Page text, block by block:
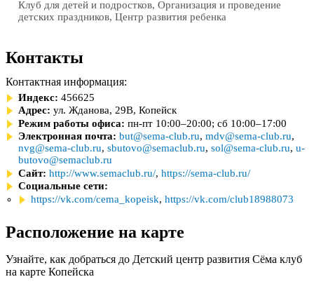
Клуб для детей и подростков, Организация и проведение
детских праздников, Центр развития ребенка
Контакты
Контактная информация:
Индекс: 456625
Адрес: ул. Жданова, 29В, Копейск
Режим работы офиса: пн-пт 10:00–20:00; сб 10:00–17:00
Электронная почта: but@sema-club.ru, mdv@sema-club.ru,
nvg@sema-club.ru, sbutovo@semaclub.ru, sol@sema-club.ru, u-
butovo@semaclub.ru
Сайт: http://www.semaclub.ru/, https://sema-club.ru/
Социальные сети:
https://vk.com/cema_kopeisk, https://vk.com/club18988073
Расположение на карте
Узнайте, как добраться до Детский центр развития Сёма клуб
на карте Копейска